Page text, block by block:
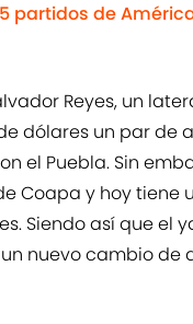
partidos de
Reyes, un
dólares un par de
el Puebla. Sin
Coapa y hoy tiene
Siendo así que el
nuevo cambio de